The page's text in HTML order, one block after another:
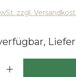
zzgl.
Gib den